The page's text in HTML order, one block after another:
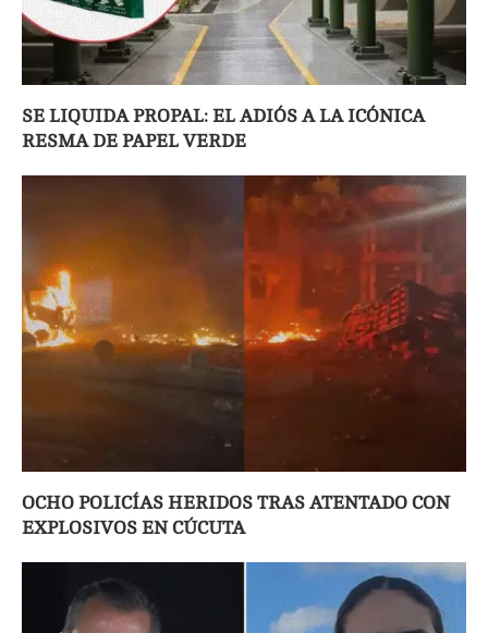
SE LIQUIDA PROPAL: EL ADIÓS A LA ICÓNICA
RESMA DE PAPEL VERDE
OCHO POLICÍAS HERIDOS TRAS ATENTADO CON
EXPLOSIVOS EN CÚCUTA